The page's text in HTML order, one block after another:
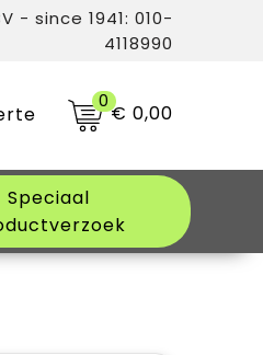
- since 1941: 010-
4118990
0€ 0,00
Speciaal